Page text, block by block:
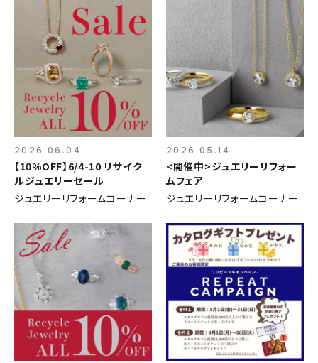
2026.06.04
【10%OFF】6/4-10 リサイク
ルジュエリーセール
ジュエリーリフォームコーナー
2026.05.14
<開催中>ジュエリーリフォー
ムフェア
ジュエリーリフォームコーナー